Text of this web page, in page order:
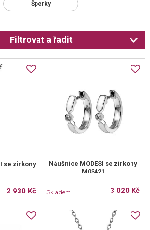
Šperky
Filtrovat a řadit
se zirkony
2 930 Kč
Náušnice MODESI se zirkony
M03421
Skladem 3 020 Kč